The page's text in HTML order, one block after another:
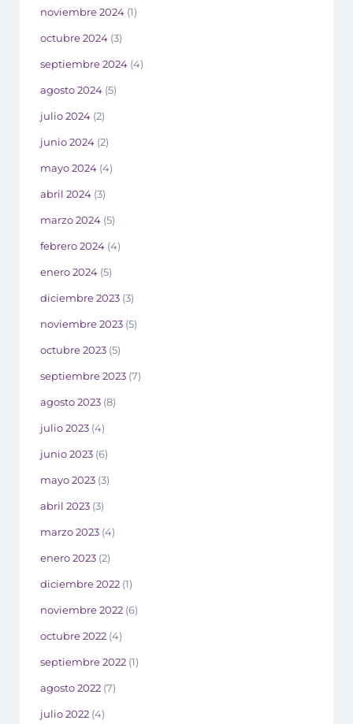
noviembre 2024 (1)
octubre 2024 (3)
septiembre 2024 (4)
agosto 2024 (5)
julio 2024 (2)
junio 2024 (2)
mayo 2024 (4)
abril 2024 (3)
marzo 2024 (5)
febrero 2024 (4)
enero 2024 (5)
diciembre 2023 (3)
noviembre 2023 (5)
octubre 2023 (5)
septiembre 2023 (7)
agosto 2023 (8)
julio 2023 (4)
junio 2023 (6)
mayo 2023 (3)
abril 2023 (3)
marzo 2023 (4)
enero 2023 (2)
diciembre 2022 (1)
noviembre 2022 (6)
octubre 2022 (4)
septiembre 2022 (1)
agosto 2022 (7)
julio 2022 (4)